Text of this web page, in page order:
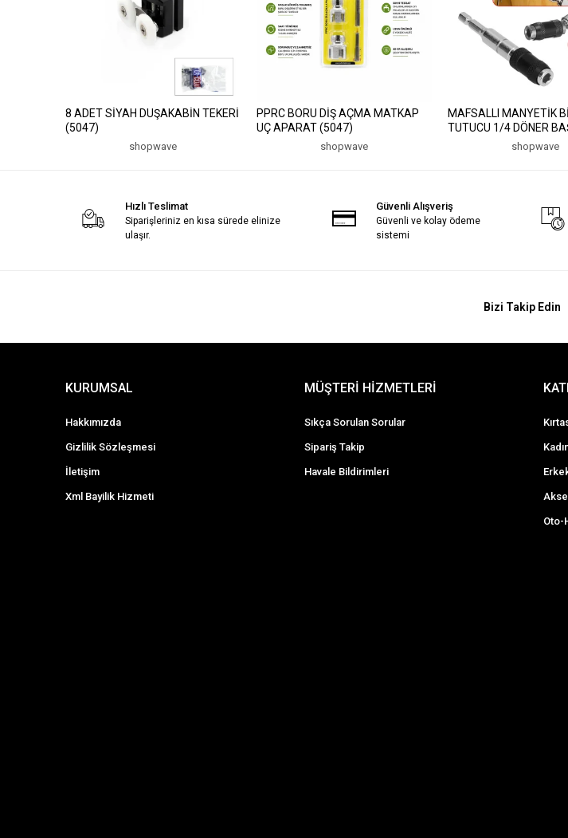
8 ADET SİYAH DUŞAKABİN TEKERİ
(5047)
shopwave
PPRC BORU DİŞ AÇMA MATKAP
UÇ APARAT (5047)
shopwave
MAFSALLI MANYETİK
TUTUCU 1/4 DÖNER
shopwave
Hızlı Teslimat
Siparişleriniz en kısa sürede elinize
ulaşır.
Güvenli Alışveriş
Güvenli ve kolay ödeme
sistemi
Bizi Takip Edin
KURUMSAL
Hakkımızda
Gizlilik Sözleşmesi
İletişim
Xml Bayilik Hizmeti
MÜŞTERİ HİZMETLERİ
Sıkça Sorulan Sorular
Sipariş Takip
Havale Bildirimleri
Oto-